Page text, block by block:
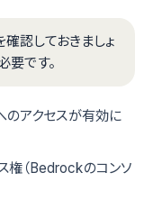
認しておきましょ
要です。
のアクセスが有効に
権（Bedrockのコンソ